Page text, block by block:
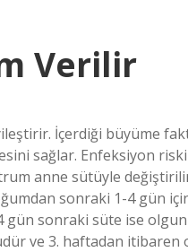
Verilir
İçerdiği büyüme
sağlar. Enfeksiyon
anne sütüyle
sonraki 1-4 gün
sonraki süte ise
ve 3. haftadan itibaren